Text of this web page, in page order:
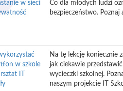
w sieci
Co dla młodych ludzi
bezpieczeństwo.
w szkole
IT
Na tę lekcję koniecznie
jak ciekawie
wycieczki szkolnej.
naszym projekcie IT